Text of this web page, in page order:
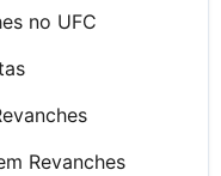
no UFC
Revanches